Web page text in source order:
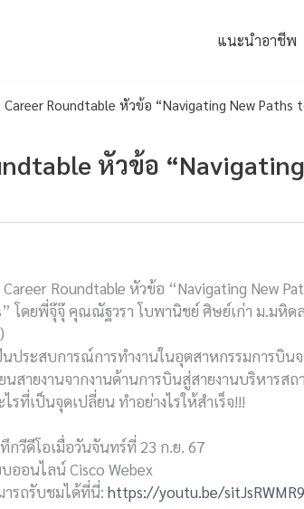
แนะนำอาชีพ
Career Roundtable หัวข้อ “Navigating New Paths
หัวข้อ
Roundtable หัวข้อ “Navigating New
โดยพี่จุ๊จุ๊ คุณณัฐวรา โบพานิชย์ ศิษย์เก่า ม.มหิดล
ประสบการณ์การทำงานในอุตสาหกรรมการบิน
นสายงานจากงานด้านการบินสู่สายงานบริหารสถ
รที่เป็นจุดเปลี่ยน ทำอย่างไรให้สำเร็จ!!!
กวีดีโอเมื่อวันจันทร์ที่ 23 ก.ย. 67
ออนไลน์ Cisco Webex
ารถรับชมได้ที่นี่:https://youtu.be/